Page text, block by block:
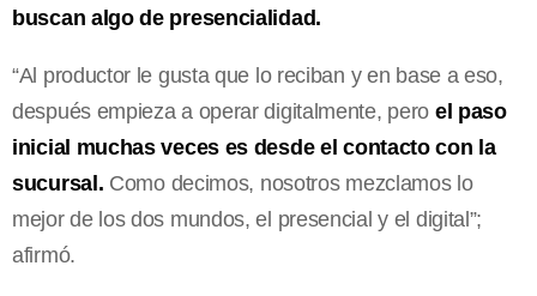
buscan algo de presencialidad.
“Al productor le gusta que lo reciban y en base a eso,
después empieza a operar digitalmente, pero el paso
inicial muchas veces es desde el contacto con la
sucursal. Como decimos, nosotros mezclamos lo
mejor de los dos mundos, el presencial y el digital”;
afirmó.